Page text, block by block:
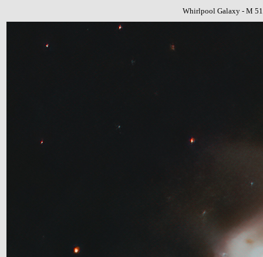
Whirlpool Galaxy - M 51